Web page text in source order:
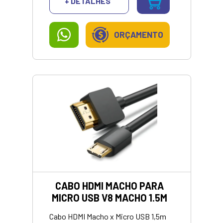
necessidades de conexão. VALOR
PIX/DINHEIRO
ruídos e perdas de sinal. Oferecem
um som nítido e estéreo para os
seus dispositivos. VALOR
SOMENTE NO PIX/DINHEIRO
ORÇAMENTO
CABO HDMI MACHO PARA
MICRO USB V8 MACHO 1.5M
Cabo HDMI Macho x Micro USB 1,5m